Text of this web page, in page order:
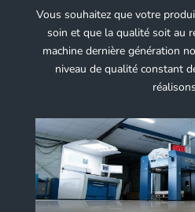
Vous souhaitez que votre
soin et que la qualité soit au
machine dernière génération
niveau de qualité constant